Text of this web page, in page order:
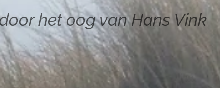
het oog van Hans Vink